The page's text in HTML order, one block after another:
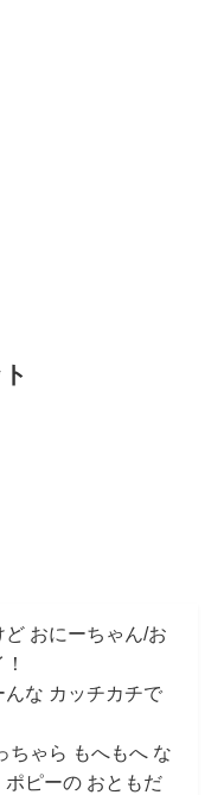
おにーちゃん/お
な カッチカチで
ちゃら もへもへ な
ピーの おともだ